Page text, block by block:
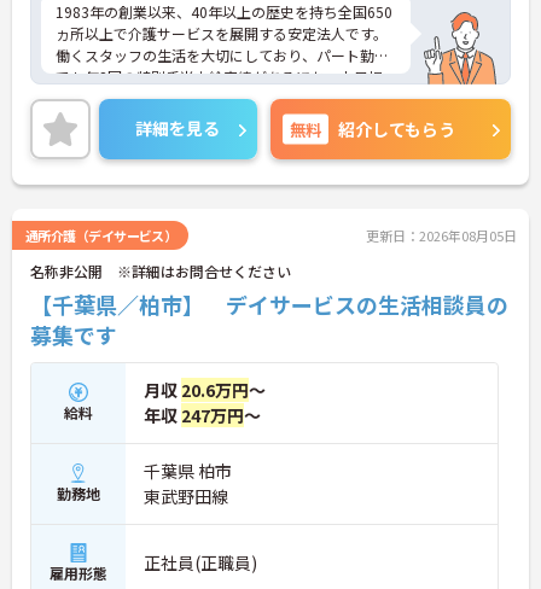
1983年の創業以来、40年以上の歴史を持ち全国650
ヵ所以上で介護サービスを展開する安定法人です。
働くスタッフの生活を大切にしており、パート勤務
でも年2回の特別手当支給実績があるほか、土日祝
日の時給アップや独自の福利厚生制度など、収入
面・待遇面での手厚いサポートを用意しています。
「くるみん」認定企業として週3日からの柔軟なシ
フトに対応し、ご家庭と両立しながら無理なく活躍
できます。髪色やネイルも自由で個性を尊重する社
取得支援制度も完備しており、有資格者の方がご自
身のペースでキャリアを磨き、自分らしい働き方を
実現できる安心の環境が整っています。
★おすすめPOINT★
【柔軟な働き方と自分らしさの尊重】
・週3日以上から勤務日数や時間の相談が可能です
・髪色やネイルが自由で個性を活かして働けます
・くるみん認定取得で子育て世代をサポートしてい
ます
【充実した手当と独自の福利厚生】
・パート勤務でも年2回の特別手当支給実績があり
・結婚・出生・入学のお祝い金や宿泊補助などの独
自福利厚生が利用できます
詳細を見る 無料 紹介してもらう
通所介護（デイサービス） 更新日：2026年08月05日
名称非公開 ※詳細はお問合せください
【千葉県／柏市】 デイサービスの生活相談員の
募集です
給料
月収 20.6万円～
年収 247万円～
勤務地
千葉県 柏市
東武野田線
雇用形態 正社員(正職員)